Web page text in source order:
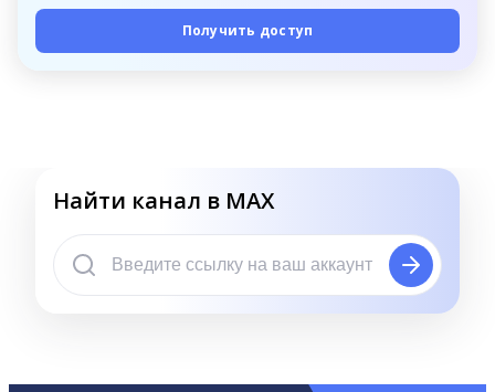
Получить доступ
Найти канал в MAX